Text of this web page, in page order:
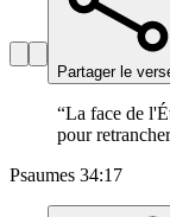
Partager le
“La face de
pour
Psaumes 34:17